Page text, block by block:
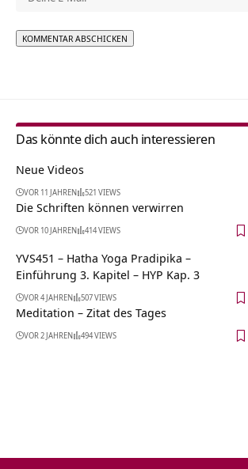
Das könnte dich auch interessieren
Neue Videos
VOR 11 JAHREN 521 VIEWS
Die Schriften können verwirren
VOR 10 JAHREN 414 VIEWS
YVS451 – Hatha Yoga Pradipika –
Einführung 3. Kapitel – HYP Kap. 3
VOR 4 JAHREN 507 VIEWS
Meditation – Zitat des Tages
VOR 2 JAHREN 494 VIEWS